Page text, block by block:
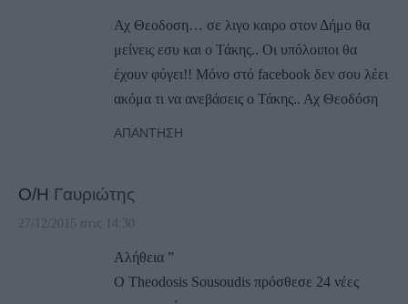
Αχ Θεοδοση… σε λιγο καιρο στον Δήμο θα
μείνεις εσυ και ο Τάκης.. Οι υπόλοιποι θα
έχουν φύγει!! Μόνο στό facebook δεν σου λέει
ακόμα τι να ανεβάσεις ο Τάκης.. Αχ Θεοδόση
ΑΠΆΝΤΗΣΗ
Ο/Η Γαυριώτης
27/12/2015 στις 14:30
Αλήθεια ”
Ο Theodosis Sousoudis πρόσθεσε 24 νέες